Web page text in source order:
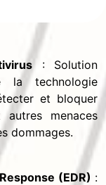
: Solution
la technologie
et bloquer
autres menaces
dommages.
(EDR) :